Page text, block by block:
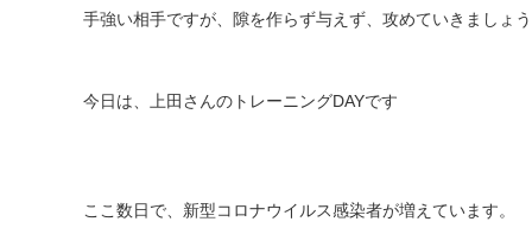
手強い相手ですが、隙を作らず与えず、攻めていきましょ
今日は、上田さんのトレーニングDAYです
ここ数日で、新型コロナウイルス感染者が増えています。